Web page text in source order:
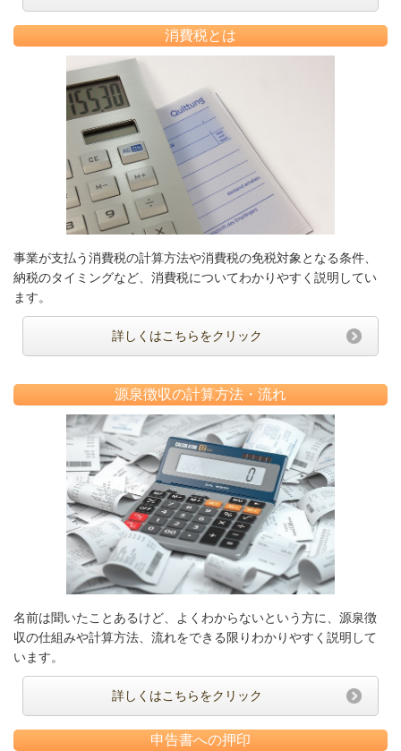
消費税とは
事業が支払う消費税の計算方法や消費税の免税対象となる条件、
納税のタイミングなど、消費税についてわかりやすく説明してい
ます。
詳しくはこちらをクリック
源泉徴収の計算方法・流れ
名前は聞いたことあるけど、よくわからないという方に、源泉徴
収の仕組みや計算方法、流れをできる限りわかりやすく説明して
います。
詳しくはこちらをクリック
申告書への押印